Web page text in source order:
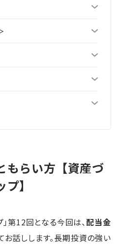
らい方【資産づ
】
」第12回となる今回は、配当金
お話しします。長期投資の強い